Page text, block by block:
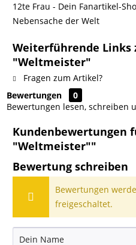
12te Frau - Dein Fanartikel-
Nebensache der Welt
Weiterführende Links
"Weltmeister"
Fragen zum Artikel?
Bewertungen
0
Bewertungen lesen, schreiben
Kundenbewertungen
"Weltmeister""
Bewertung schreiben
Bewertungen
freigeschaltet.